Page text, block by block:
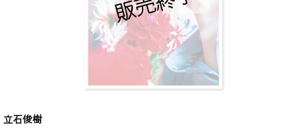
立石俊樹